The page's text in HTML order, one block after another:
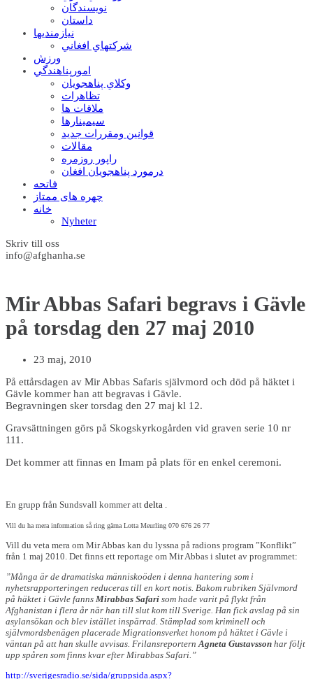
نويسندگان
داستان
نيازمنديها
شرکتهاي افغاني
ورزش
امورپناهندگي
وکلاي پناهجويان
تظاهرات
ملاقات ها
سيمينارها
قوانين ومقررات جديد
مقالات
راپور روزمره
درمورد پناهجويان افغان
فاتحه
چهره های ممتاز
خانه
Nyheter
Skriv till oss
info@afghanha.se
Mir Abbas Safari begravs i Gävle
23 maj, 2010
På ettårsdagen av Mir Abbas Safaris självmord och död på häktet i
Gävle kommer han att begravas i Gävle.
Begravningen sker torsdag den 27 maj kl 12.
Gravsättningen görs på Skogskyrkogården vid graven serie 10 nr
111.
Det kommer att finnas en Imam på plats för en enkel ceremoni.
En grupp från Sundsvall kommer att delta .
Vill du ha mera information så ring gärna Lotta Meurling 070 676 26 77
Vill du veta mera om Mir Abbas kan du lyssna på radions program ”Konflikt”
från 1 maj 2010. Det finns ett reportage om Mir Abbas i slutet av programmet:
”Många är de dramatiska människoöden i denna hantering som i
nyhetsrapporteringen reduceras till en kort notis. Bakom rubriken Självmord
på häktet i Gävle fanns Mirabbas Safari som hade varit på flykt från
Afghanistan i flera år när han till slut kom till Sverige. Han fick avslag på sin
asylansökan och blev istället inspärrad. Stämplad som kriminell och
självmordsbenägen placerade Migrationsverket honom på häktet i Gävle i
väntan på att han skulle avvisas. FrilansreporternAgneta Gustavsson har följt
upp spåren som finns kvar efter Mirabbas Safari.”
http://sverigesradio.se/sida/gruppsida.aspx?